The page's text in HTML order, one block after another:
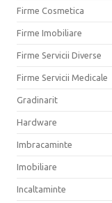
Firme Cosmetica
Firme Imobiliare
Firme Servicii Diverse
Firme Servicii Medicale
Gradinarit
Hardware
Imbracaminte
Imobiliare
Incaltaminte